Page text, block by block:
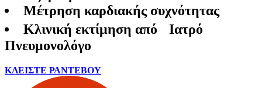
Μέτρηση καρδιακής συχνότητας
Κλινική εκτίμηση από Ιατρό
Πνευμονολόγο
ΚΛΕΙΣΤΕ ΡΑΝΤΕΒΟΥ